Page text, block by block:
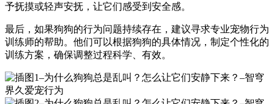
予抚摸或轻声安抚，让它们感受到安全感。
最后，如果狗狗的行为问题持续存在，建议寻求专业宠物行为
训练师的帮助。他们可以根据狗狗的具体情况，制定个性化的
训练方案，确保调整过程科学、有效。